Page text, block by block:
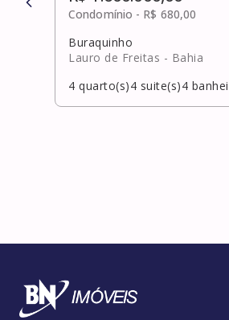
Condomínio - R$ 680,00
Buraquinho
Lauro de Freitas - Bahia
4 quarto(s)4 suite(s)4